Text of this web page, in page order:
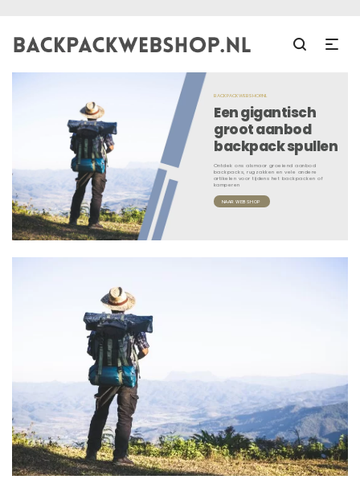
BACKPACKWEBSHOP.NL
Een gigantisch
groot aanbod
backpack spullen
Ontdek ons alsmaar groeiend aanbod
backpacks, rugzakken en vele andere
artikelen voor tijdens het backpacken of
kamperen
NAAR WEBSHOP